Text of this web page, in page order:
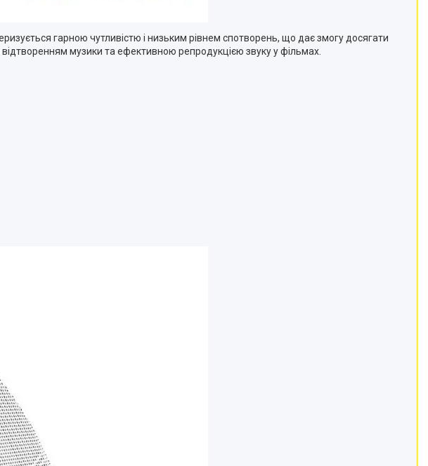
гарною чутливістю і низьким рівнем спотворень, що дає змогу досягати
музики та ефективною репродукцією звуку у фільмах.